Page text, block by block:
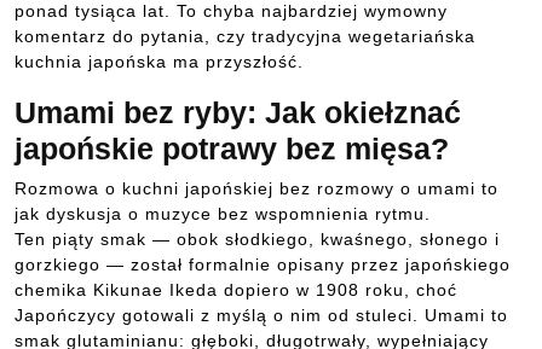
ponad tysiąca lat. To chyba najbardziej wymowny
komentarz do pytania, czy tradycyjna wegetariańska
kuchnia japońska ma przyszłość.
Umami bez ryby: Jak okiełznać
japońskie potrawy bez mięsa?
Rozmowa o kuchni japońskiej bez rozmowy o umami to
jak dyskusja o muzyce bez wspomnienia rytmu.
Ten piąty smak — obok słodkiego, kwaśnego, słonego i
gorzkiego — został formalnie opisany przez japońskiego
chemika Kikunae Ikeda dopiero w 1908 roku, choć
Japończycy gotowali z myślą o nim od stuleci. Umami to
smak glutaminianu: głęboki, długotrwały, wypełniający